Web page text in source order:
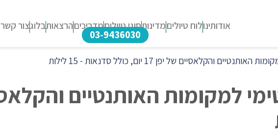
אודותינולוח טיוליםמדינותסוגי טיוליםמדריכיםהרצאותבלוגצור קשר
03-9436030
והקלאסיים של יפן 17 יום, כולל סדנאות - 15 לילות